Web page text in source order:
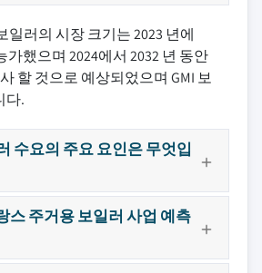
일러의 시장 크기는 2023 년에
가했으며 2024에서 2032 년 동안
사 할 것으로 예상되었으며 GMI 보
다.
수요의 주요 요인은 무엇입
스 주거용 보일러 사업 예측